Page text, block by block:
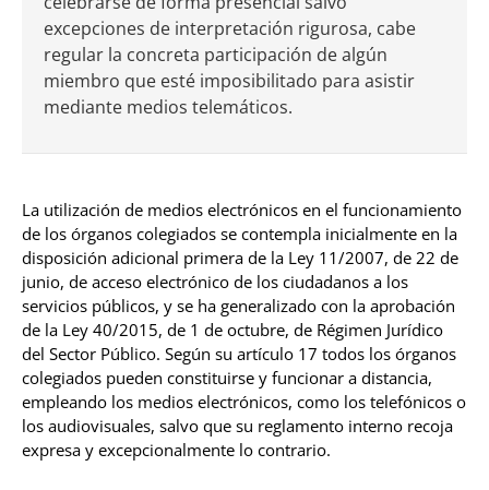
excepciones de interpretación rigurosa, cabe
regular la concreta participación de algún
miembro que esté imposibilitado para asistir
mediante medios telemáticos.
La utilización de medios electrónicos en el funcionamiento
de los órganos colegiados se contempla inicialmente en la
disposición adicional primera de la Ley 11/2007, de 22 de
junio, de acceso electrónico de los ciudadanos a los
servicios públicos, y se ha generalizado con la aprobación
de la Ley 40/2015, de 1 de octubre, de Régimen Jurídico
del Sector Público. Según su artículo 17 todos los órganos
colegiados pueden constituirse y funcionar a distancia,
empleando los medios electrónicos, como los telefónicos o
los audiovisuales, salvo que su reglamento interno recoja
expresa y excepcionalmente lo contrario.